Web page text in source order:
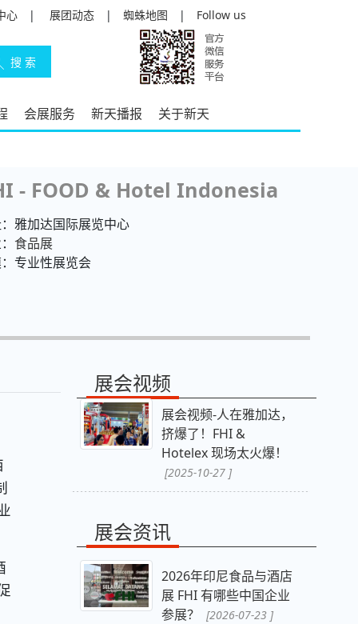
心 | 展团动态 | 蜘蛛地图 | Follow us
会展服务 新天播报 关于新天
- FOOD & Hotel Indonesia
雅加达国际展览中心
食品展
专业性展览会
展会视频
展会视频-人在雅加达，
挤爆了！FHI &
Hotelex 现场太火爆！
[2025-10-27 ]
展会资讯
2026年印尼食品与酒店
展 FHI 有哪些中国企业
参展？
[2026-07-23 ]